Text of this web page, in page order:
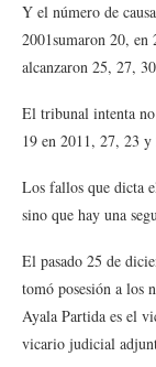
Y el número de
2001sumaron 20, en
alcanzaron 25, 27,
El tribunal intenta
19 en 2011, 27, 23 y
Los fallos que dicta
sino que hay una
El pasado 25 de
tomó posesión a los
Ayala Partida es el
vicario judicial